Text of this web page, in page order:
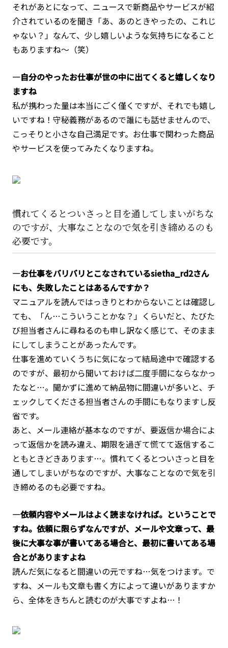
それがあとになって、ニュースで新商品やサービスが紹
介されているのを聞き「あ、あのときやったの、これじ
ゃない？」なんて、少し嬉しいような気持ちになること
もありますね～（笑）
―自分のやったお仕事が世の中に出てくると嬉しくなり
ますね
私が携わった量は本当にごく僅くですが、それでも嬉し
いですね！守秘義務があるので誰にも話せませんので、
こっそりと小さな自己満足です。お仕事で関わった商品
やサービスを使ってみたくなりますね。
慣れてくるとついさっと目を通してしまいがちな
のですが、大事なことなので気を引き締めるのも
必要です。
―お仕事をバリバリとこなされているsietha_rd2さん
にも、失敗したことはあるんですか？
マニュアルを読んではっきりとわからないことは確認し
ても、「ん…こういうことかな？」くらいだと、たびた
び担当者さんに尋ねるのも申し訳なく感じて、そのまま
にしてしまうことがあったんです。
仕事を進めていくうちに気になって結局途中で確認する
のですが、最初から聞いておけば二度手間にならなかっ
たなと…。聞かずに進めて納品物に間違いが多いと、チ
ェックしてくださる担当者さんの手間にもなりますし反
省です。
あと、メール連絡が基本なのですが、要返信か場合によ
って返信かを読み違え、期限を過ぎて慌てて返信するこ
ともときどきあります…。慣れてくるとついさっと目を
通してしまいがちなのですが、大事なことなので気を引
き締めるのも必要ですね。
―依頼内容やメールはよく読まなければ。ということで
すね。依頼に限らずなんですが、メールや文章って、最
後に大事な事が書いてある場合と、最初に書いてある場
合とがありますよね
読んだ気になると間違いの元ですね…気をつけます。で
すね、メールも文章も書く方によって違いがありますか
ら、全体をきちんと読むのが大事ですよね…！